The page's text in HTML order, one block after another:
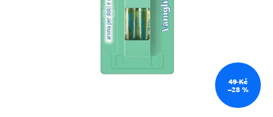
49 Kč
–28 %